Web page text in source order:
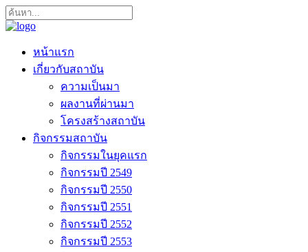
หน้าแรก
เกี่ยวกับสถาบัน
ความเป็นมา
ผลงานที่ผ่านมา
โครงสร้างสถาบัน
กิจกรรมสถาบัน
กิจกรรมในยุคแรก
กิจกรรมปี 2549
กิจกรรมปี 2550
กิจกรรมปี 2551
กิจกรรมปี 2552
กิจกรรมปี 2553